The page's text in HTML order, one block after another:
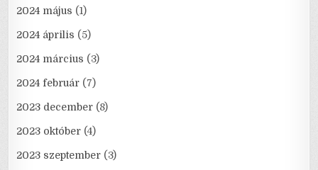
2024 május (1)
2024 április (5)
2024 március (3)
2024 február (7)
2023 december (8)
2023 október (4)
2023 szeptember (3)